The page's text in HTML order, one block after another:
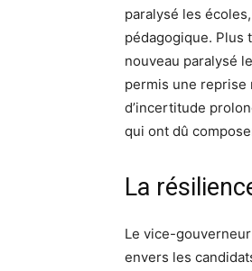
paralysé les
pédagogique. Plus
nouveau paralysé
permis une reprise
d’incertitude
qui ont dû
La
Le vice-
envers les